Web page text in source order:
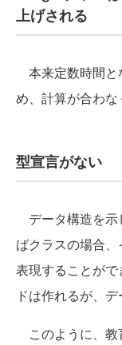
上げされる
本来定数時間と
め、計算が合わな
型宣言がない
データ構造を示
ばクラスの場合
表現することが
ドは作れるが、
このように、教